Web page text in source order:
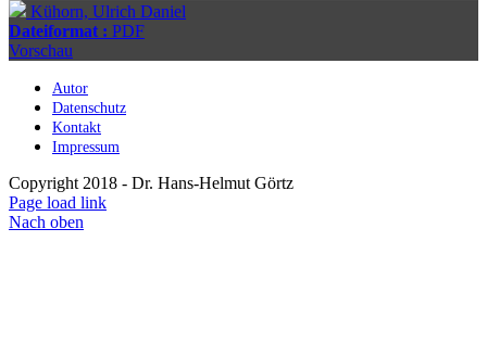
Kühorn, Ulrich Daniel
Dateiformat : PDF
Vorschau
Autor
Datenschutz
Kontakt
Impressum
Copyright 2018 - Dr. Hans-Helmut Görtz
Page load link
Nach oben